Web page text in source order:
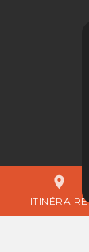
place
ITINÉRAIRE